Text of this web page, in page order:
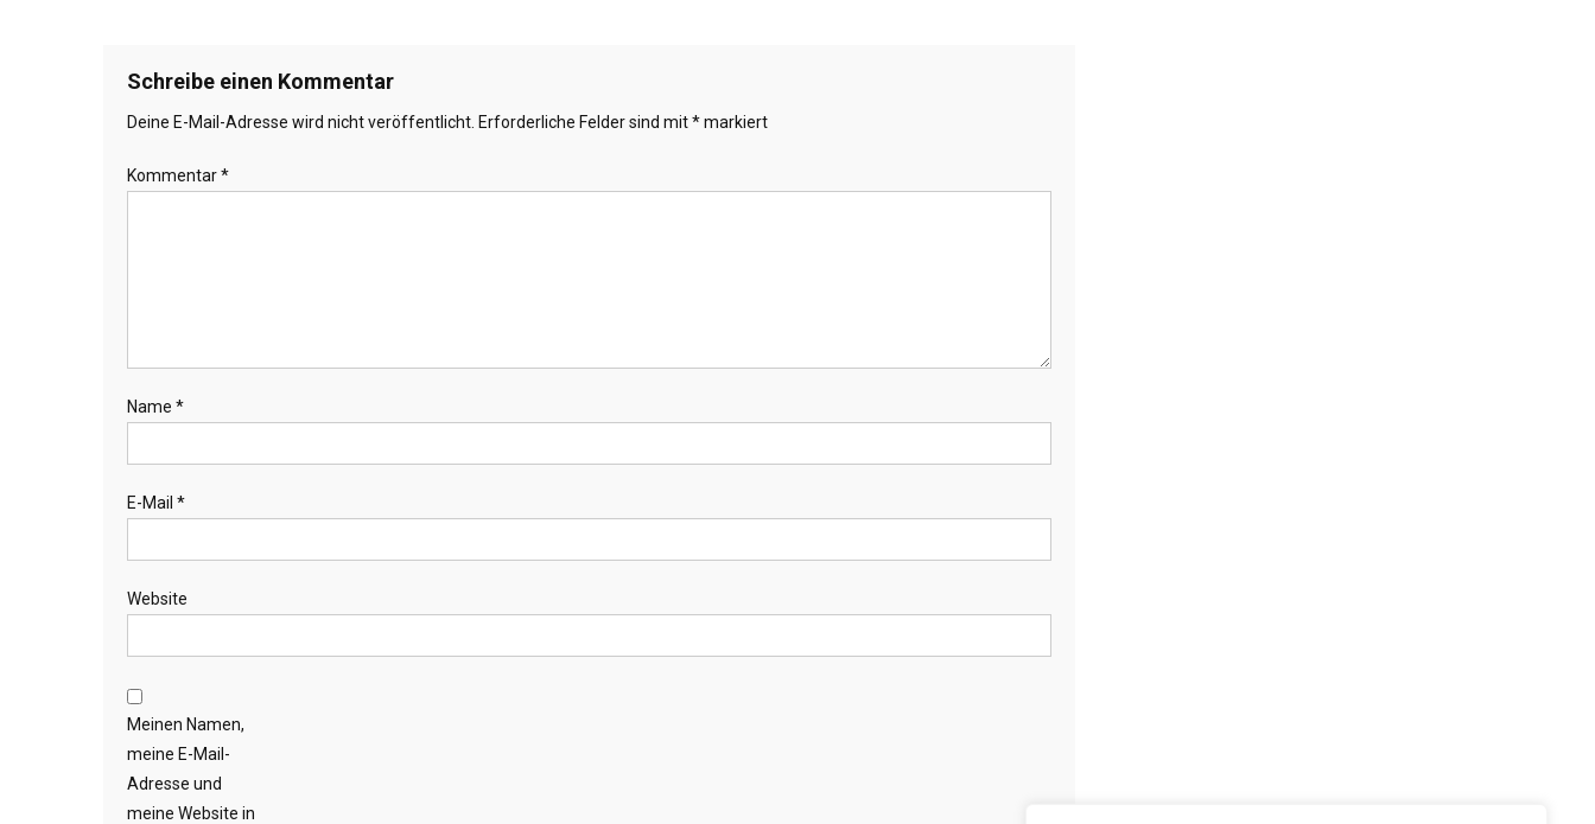
Schreibe einen Kommentar
Deine E-Mail-Adresse wird nicht veröffentlicht. Erforderliche Felder sind mit*markiert
Kommentar*
Name *
E-Mail *
Website
Meinen Namen,
meine E-Mail-
Adresse und
meine Website in